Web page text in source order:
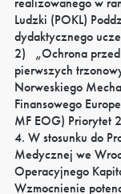
Ludzki (POKL)
dydaktycznego
2)
„Ochrona
pierwszych
Norweskiego
Finansowego
MF EOG) Priorytet
4. W stosunku do
Medycznej we
Operacyjnego
Wzmocnienie